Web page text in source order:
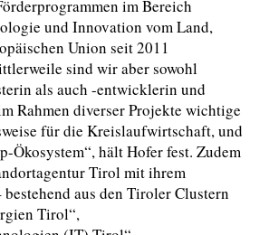
im Bereich
und Innovation vom Land,
Union seit 2011
sind wir aber sowohl
als auch -entwicklerin und
Rahmen diverser Projekte wichtige
für die Kreislaufwirtschaft, und
Ökosystem“, hält Hofer fest. Zudem
Tirol mit ihrem
aus den Tiroler Clustern
Tirol“,